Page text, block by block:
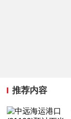
推荐内容